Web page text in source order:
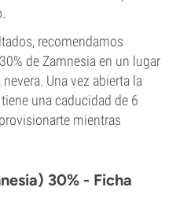
recomendamos
de Zamnesia en un lugar
Una vez abierta la
una caducidad de 6
mientras
30% - Ficha